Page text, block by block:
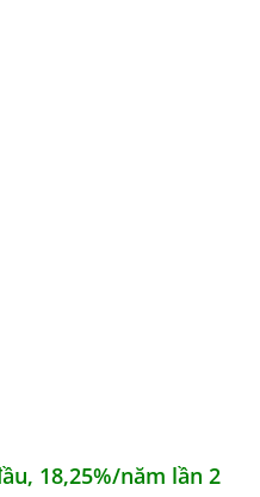
18,25%/năm lần 2